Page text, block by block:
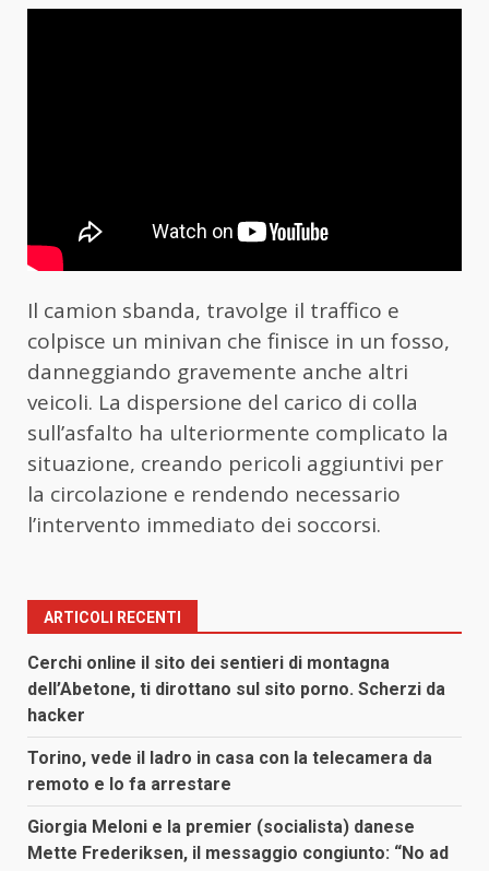
Il camion sbanda, travolge il traffico e
colpisce un minivan che finisce in un fosso,
danneggiando gravemente anche altri
veicoli. La dispersione del carico di colla
sull’asfalto ha ulteriormente complicato la
situazione, creando pericoli aggiuntivi per
la circolazione e rendendo necessario
l’intervento immediato dei soccorsi.
ARTICOLI RECENTI
Cerchi online il sito dei sentieri di montagna
dell’Abetone, ti dirottano sul sito porno. Scherzi da
hacker
Torino, vede il ladro in casa con la telecamera da
remoto e lo fa arrestare
Giorgia Meloni e la premier (socialista) danese
Mette Frederiksen, il messaggio congiunto: “No ad